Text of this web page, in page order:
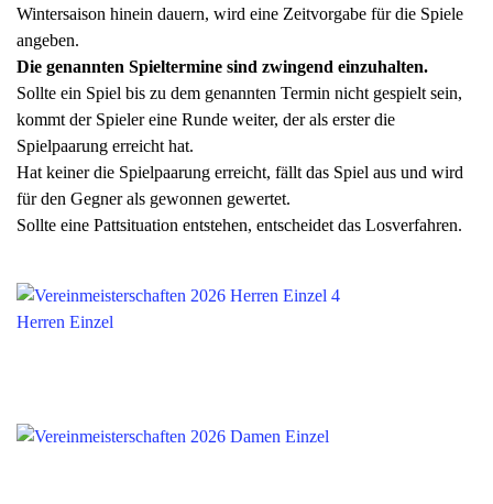
Wintersaison hinein dauern, wird eine Zeitvorgabe für die Spiele
angeben.
Die genannten Spieltermine sind zwingend einzuhalten.
Sollte ein Spiel bis zu dem genannten Termin nicht gespielt sein,
kommt der Spieler eine Runde weiter, der als erster die
Spielpaarung erreicht hat.
Hat keiner die Spielpaarung erreicht, fällt das Spiel aus und wird
für den Gegner als gewonnen gewertet.
Sollte eine Pattsituation entstehen, entscheidet das Losverfahren.
Herren Einzel